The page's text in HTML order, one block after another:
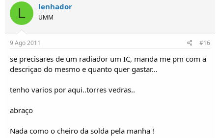
L lenhador
UMM
9 Ago 2011 #16
se precisares de um radiador um IC, manda me pm com a
descriçao do mesmo e quanto quer gastar...
tenho varios por aqui..torres vedras..
abraço
Nada como o cheiro da solda pela manha !